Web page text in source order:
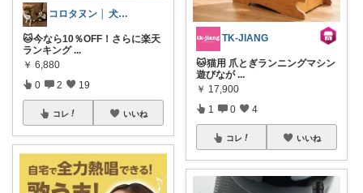
コロタヌン │ 犬猫アイテム
🐱今なら10％OFF！さらに楽天
ランキング ...
￥ 6,880
0 2 19
コレ いいね
TK-JIANG
🐱猫用 爪とぎランニングマシン
遊びなが ...
￥ 17,900
1 0 4
コレ いいね